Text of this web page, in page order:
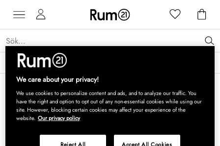
Få 15 % rabatt på Grythyttan Stålmöbler* →
We care about your privacy!
We use cookies to personalize content and ads, and to analyze our traffic. You
have the right and option to opt out of any non-essential cookies while using our
site. However, blocking certain cookies may affect your experience of the
website. Our privacy policy